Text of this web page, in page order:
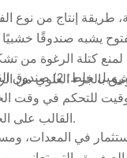
والنعومة، وظروف
المعدات المناسبة، وإعداد المواد الخام، وعملية الإنتاج الأساسية للمشروع.
المعاد تدويرها،
طريقة إنتاج من نوع
يشبه صندوقًا خشبيًا
كتلة الرغوة من
والمحاقن الزجاجية، وأجهزة
القالب على الجدران الداخلية للصندوق لتسهيل إزالة الرغوة.
في